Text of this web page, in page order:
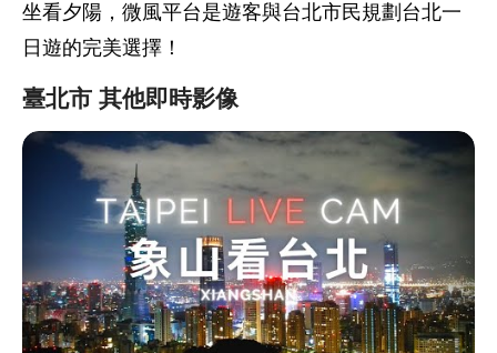
坐看夕陽，微風平台是遊客與台北市民規劃台北一
日遊的完美選擇！
臺北市 其他即時影像